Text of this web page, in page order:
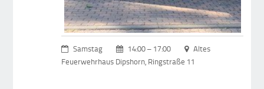
Samstag 14:00 – 17:00
Altes
Feuerwehrhaus Dipshorn, Ringstraße 11